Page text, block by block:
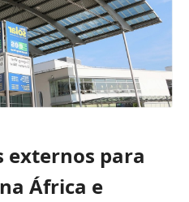
externos para
na África e